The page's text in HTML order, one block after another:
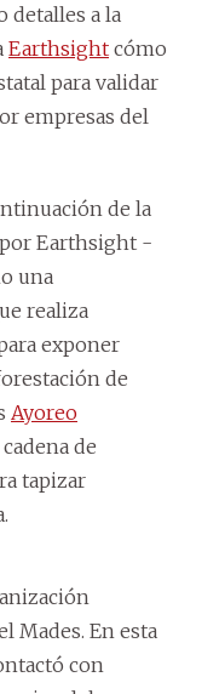
detalles a la
Earthsight cómo
para validar
empresas del
de la
Earthsight -
una
realiza
exponer
de
Ayoreo
de
tapizar
Mades. En esta
con